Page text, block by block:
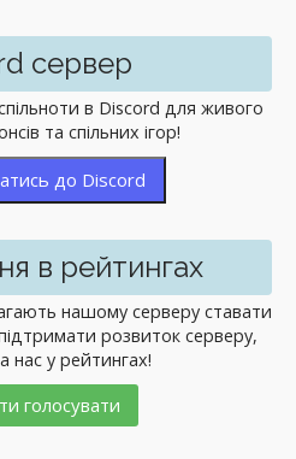
сервер
в Discord для живого
та спільних ігор!
до Discord
в рейтингах
нашому серверу ставати
розвиток серверу,
нас у рейтингах!
голосувати